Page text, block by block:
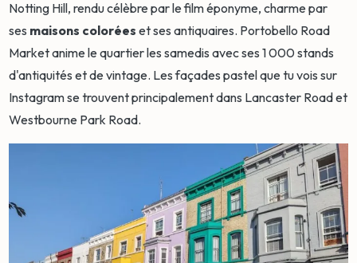
Notting Hill, rendu célèbre par le film éponyme, charme par
ses maisons colorées et ses antiquaires. Portobello Road
Market anime le quartier les samedis avec ses 1 000 stands
d'antiquités et de vintage. Les façades pastel que tu vois sur
Instagram se trouvent principalement dans Lancaster Road et
Westbourne Park Road.